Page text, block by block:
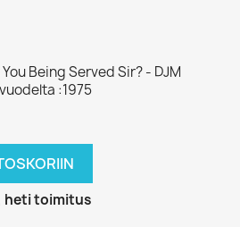
Being Served Sir? - DJM
:1975
heti toimitus